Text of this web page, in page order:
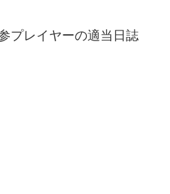
プレイヤーの適当日誌